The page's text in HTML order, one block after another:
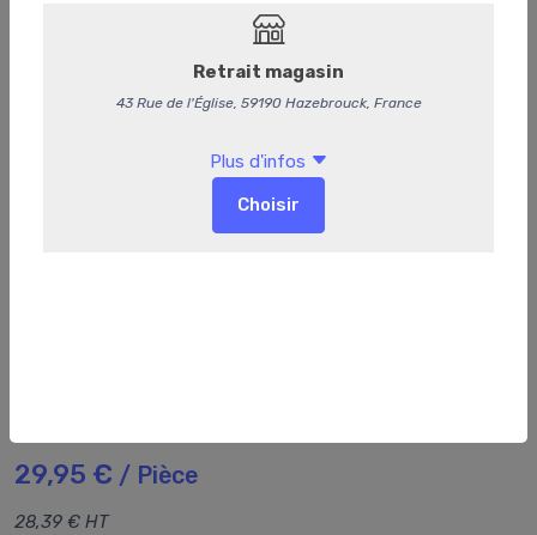
29,95 € / Pièce
28,39 € HT